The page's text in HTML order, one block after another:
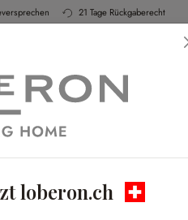
21 Tage Rückgaberecht
Bad
loberon.ch